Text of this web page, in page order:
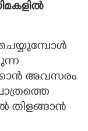
അവസരം
തിളങ്ങാൻ